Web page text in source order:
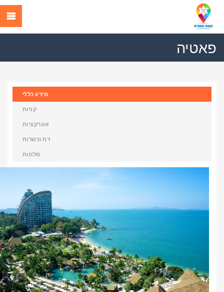
פאטיה
מידע כללי
קניות
אטרקציות
דת וכשרות
מלונות